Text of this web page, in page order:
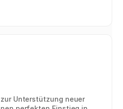
Unterstützung neuer